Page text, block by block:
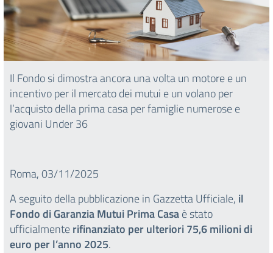
Il Fondo si dimostra ancora una volta un motore e un
incentivo per il mercato dei mutui e un volano per
l’acquisto della prima casa per famiglie numerose e
giovani Under 36
Roma, 03/11/2025
A seguito della pubblicazione in Gazzetta Ufficiale, il
Fondo di Garanzia Mutui Prima Casaè stato
ufficialmenterifinanziato per ulteriori 75,6 milioni di
euro per l’anno 2025.